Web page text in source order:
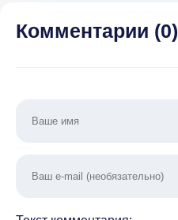
нет рекламы)
Комментарии (0)